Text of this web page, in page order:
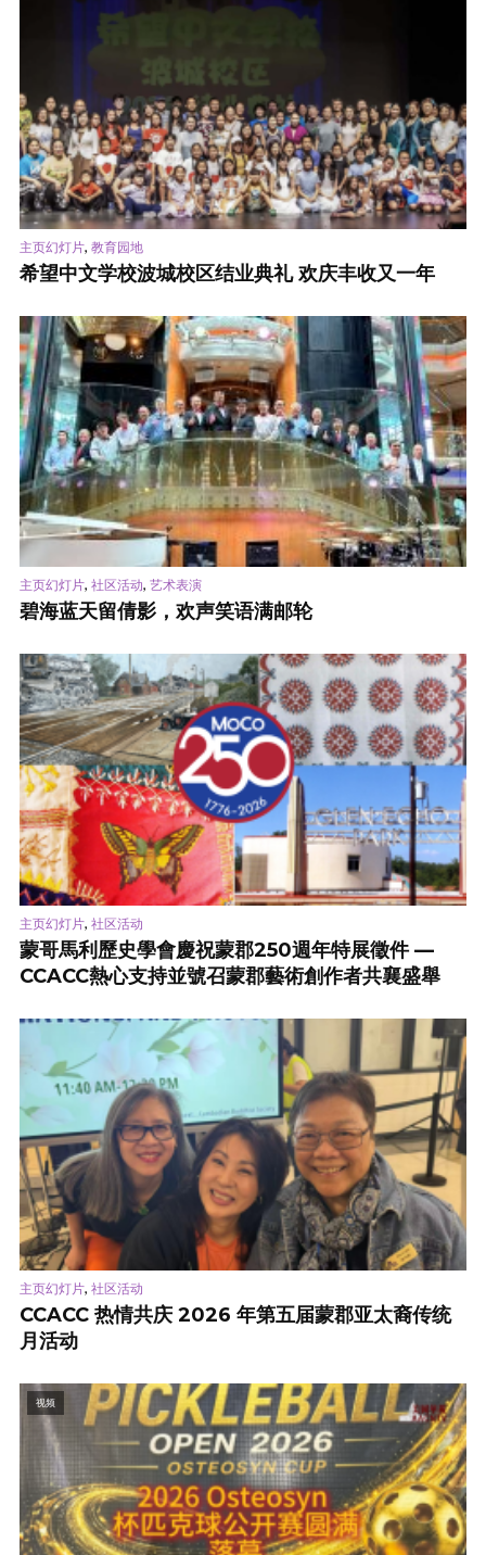
主页幻灯片, 教育园地
希望中文学校波城校区结业典礼 欢庆丰收又一年
主页幻灯片, 社区活动, 艺术表演
碧海蓝天留倩影，欢声笑语满邮轮
主页幻灯片, 社区活动
蒙哥馬利歷史學會慶祝蒙郡250週年特展徵件 —
CCACC熱心支持並號召蒙郡藝術創作者共襄盛舉
主页幻灯片, 社区活动
CCACC 热情共庆 2026 年第五届蒙郡亚太裔传统
月活动
视频